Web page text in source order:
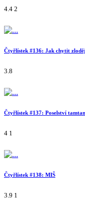
4.4 2
Čtyřlístek #136: Jak chytit
3.8
Čtyřlístek #137: Poselství
4 1
Čtyřlístek #138: MIŠ
3.9 1